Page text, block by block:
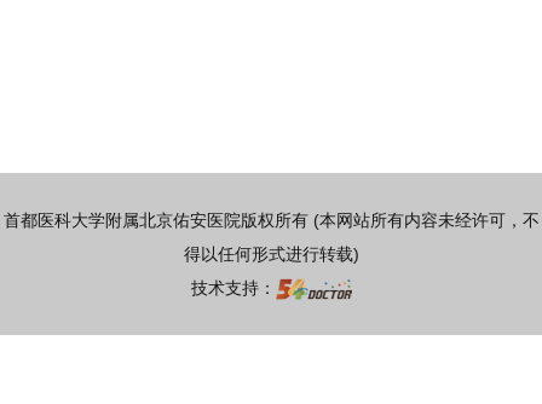
首都医科大学附属北京佑安医院版权所有 (本网站所有内容未经许可，不
得以任何形式进行转载)
技术支持：